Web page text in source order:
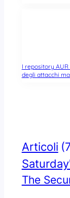
I repository
degli attacchi
Articoli
The